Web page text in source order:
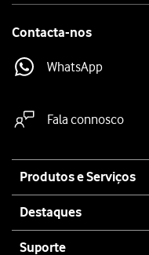
Contacta-nos
WhatsApp
Fala connosco
map
Produtos e Serviços
Destaques
Suporte